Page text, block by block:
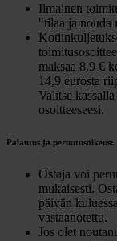
Ilmainen
"tilaa ja nouda
maksaa 8,9 €
14,9 eurosta
Valitse
osoitteeseesi.
Palautus ja peruutusoikeus:
Ostaja voi
mukaisesti.
päivän
vastaanotettu.
Jos olet